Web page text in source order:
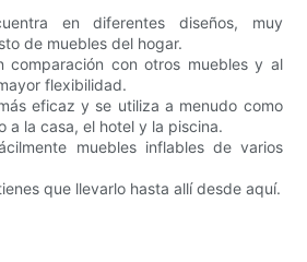
en diferentes diseños, muy
de muebles del hogar.
comparación con otros muebles y al
flexibilidad.
eficaz y se utiliza a menudo como
a la casa, el hotel y la piscina.
muebles inflables de varios
que llevarlo hasta allí desde aquí.